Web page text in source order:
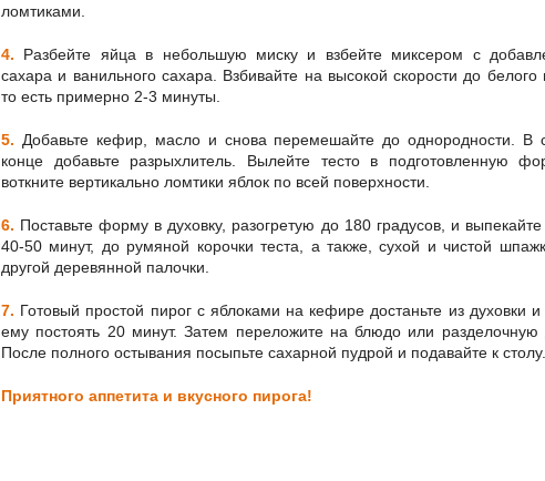
ломтиками.
4.
Разбейте яйца в небольшую миску и взбейте миксером с
сахара и ванильного сахара. Взбивайте на высокой скорости до белого
то есть примерно 2-3 минуты.
5. Добавьте кефир, масло и снова перемешайте до однородности. В
конце добавьте разрыхлитель. Вылейте тесто в подготовленную
воткните вертикально ломтики яблок по всей поверхности.
6. Поставьте форму в духовку, разогретую до 180 градусов, и выпекайте
40-50 минут, до румяной корочки теста, а также, сухой и чистой
другой деревянной палочки.
7. Готовый простой пирог с яблоками на кефире достаньте из духовки и
ему постоять 20 минут. Затем переложите на блюдо или разделочную
После полного остывания посыпьте сахарной пудрой и подавайте к столу.
Приятного аппетита и вкусного пирога!